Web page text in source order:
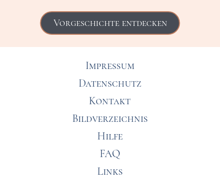
Vorgeschichte entdecken
Impressum
Datenschutz
Kontakt
Bildverzeichnis
Hilfe
FAQ
Links